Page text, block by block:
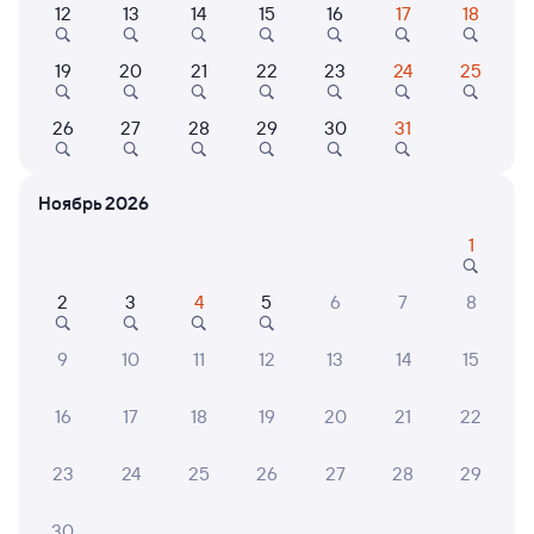
Найдём билет на поезд за вас
Даже если сейчас нет мест
Искать билеты
Вало Нетворк
4 ⁠250 ⁠₽
Отель Санкт-
12 13 14 15 16 17 18
19 20 21 22 23 24 25
26 27 28 29 30 31
Ноябрь 2026
1
2 3 4 5 6 7 8
9 10 11 12 13 14 15
16 17 18 19 20 21 22
23 24 25 26 27 28 29